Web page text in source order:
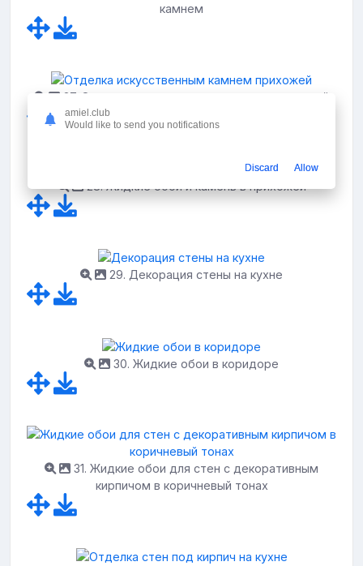
камнем
27. Отделка искусственным камнем прихожей
28. Жидкие обои и камень в прихожей
29. Декорация стены на кухне
30. Жидкие обои в коридоре
31. Жидкие обои для стен с декоративным
кирпичом в коричневый тонах
amiel.club
Would like to send you notifications
Discard Allow